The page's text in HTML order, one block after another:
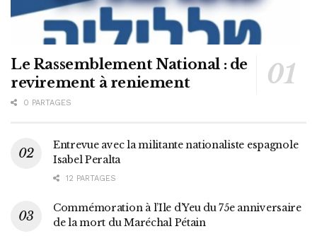
Le Rassemblement National : de
revirement à reniement
0 PARTAGES
Entrevue avec la militante nationaliste espagnole
Isabel Peralta
12 PARTAGES
Commémoration à l’Ile d’Yeu du 75e anniversaire
de la mort du Maréchal Pétain